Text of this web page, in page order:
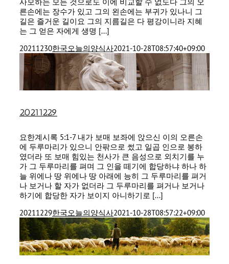
른손에는 장수가 있고 그의 왼손에는 부귀가 있나니 그
길은 즐거운 길이요 그의 지름길은 다 평강이니라 지혜
는 그 얻은 자에게 생명 [...]
20211230한국오늘의양식사2021-10-28T08:57:40+09:00
20211229
요한계시록 5:1-7 내가 보매 보좌에 앉으신 이의 오른손
에 두루마리가 있으니 안팎으로 썼고 일곱 인으로 봉하
였더라 또 보매 힘있는 천사가 큰 음성으로 외치기를 누
가 그 두루마리를 펴며 그 인을 떼기에 합당하냐 하나 하
늘 위에나 땅 위에나 땅 아래에 능히 그 두루마리를 펴거
나 보거나 할 자가 없더라 그 두루마리를 펴거나 보거나
하기에 합당한 자가 보이지 아니하기로 [...]
20211229한국오늘의양식사2021-10-28T08:57:22+09:00